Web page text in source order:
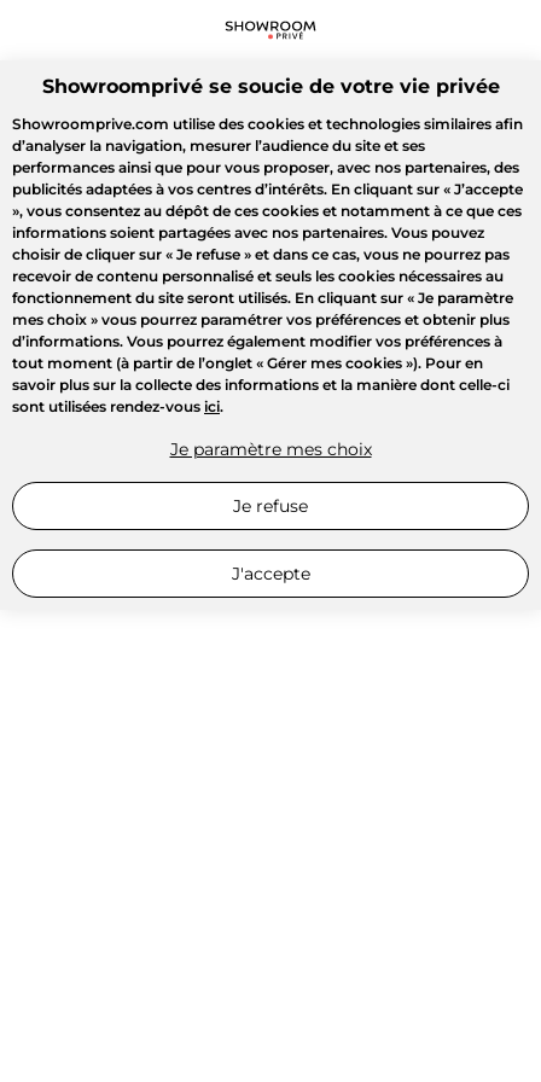
Showroomprivé se soucie de votre vie privée
Showroomprive.com utilise des cookies et technologies similaires afin
d’analyser la navigation, mesurer l’audience du site et ses
performances ainsi que pour vous proposer, avec nos partenaires, des
publicités adaptées à vos centres d’intérêts. En cliquant sur « J’accepte
», vous consentez au dépôt de ces cookies et notamment à ce que ces
informations soient partagées avec nos partenaires. Vous pouvez
choisir de cliquer sur « Je refuse » et dans ce cas, vous ne pourrez pas
recevoir de contenu personnalisé et seuls les cookies nécessaires au
fonctionnement du site seront utilisés. En cliquant sur « Je paramètre
mes choix » vous pourrez paramétrer vos préférences et obtenir plus
d’informations. Vous pourrez également modifier vos préférences à
tout moment (à partir de l’onglet « Gérer mes cookies »). Pour en
savoir plus sur la collecte des informations et la manière dont celle-ci
sont utilisées rendez-vous ici.
Je paramètre mes choix
Je refuse
J'accepte